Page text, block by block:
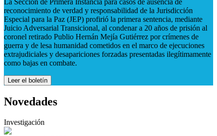
La Sección de Primera Instancia para casos de ausencia de
reconocimiento de verdad y responsabilidad de la Jurisdicción
Especial para la Paz (JEP) profirió la primera sentencia, mediante
Juicio Adversarial Transicional, al condenar a 20 años de prisión al
coronel retirado Publio Hernán Mejía Gutiérrez por crímenes de
guerra y de lesa humanidad cometidos en el marco de ejecuciones
extrajudiciales y desapariciones forzadas presentadas ilegítimamente
como bajas en combate.
Leer el boletín
Novedades
Investigación